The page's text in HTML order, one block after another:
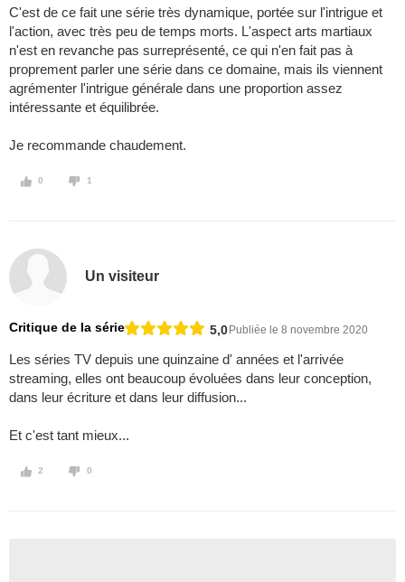
C'est de ce fait une série très dynamique, portée sur l'intrigue et
l'action, avec très peu de temps morts. L'aspect arts martiaux
n'est en revanche pas surreprésenté, ce qui n'en fait pas à
proprement parler une série dans ce domaine, mais ils viennent
agrémenter l'intrigue générale dans une proportion assez
intéressante et équilibrée.
Je recommande chaudement.
0 1
Un visiteur
Critique de la série 5,0Publiée le 8 novembre 2020
Les séries TV depuis une quinzaine d' années et l'arrivée
streaming, elles ont beaucoup évoluées dans leur conception,
dans leur écriture et dans leur diffusion...
Et c'est tant mieux...
2 0